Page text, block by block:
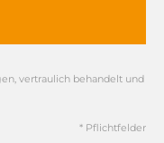
vertraulich behandelt und
* Pflichtfelder